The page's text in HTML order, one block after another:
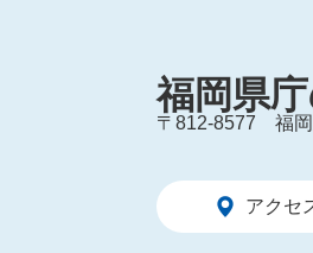
福岡県
〒812-8577
福
アクセ